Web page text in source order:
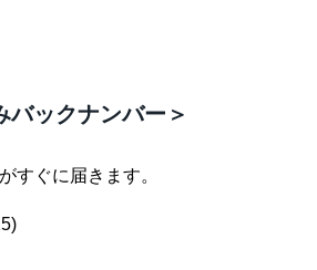
バックナンバー＞
すぐに届きます。